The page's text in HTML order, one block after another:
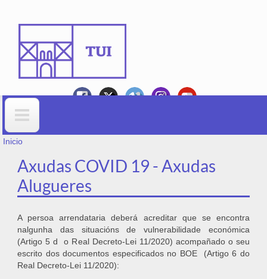
Formulario de busca
VOSTEDE ESTÁ AQUÍ
Inicio
Axudas COVID 19 - Axudas
Alugueres
A persoa arrendataria deberá acreditar que se encontra
nalgunha das situacións de vulnerabilidade económica
(Artigo 5 d o Real Decreto-Lei 11/2020) acompañado o seu
escrito dos documentos especificados no BOE (Artigo 6 do
Real Decreto-Lei 11/2020):